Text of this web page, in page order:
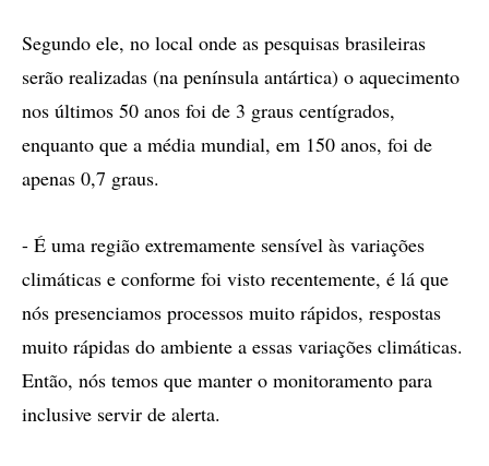
Segundo ele, no local onde as pesquisas brasileiras
serão realizadas (na península antártica) o aquecimento
nos últimos 50 anos foi de 3 graus centígrados,
enquanto que a média mundial, em 150 anos, foi de
apenas 0,7 graus.
- É uma região extremamente sensível às variações
climáticas e conforme foi visto recentemente, é lá que
nós presenciamos processos muito rápidos, respostas
muito rápidas do ambiente a essas variações climáticas.
Então, nós temos que manter o monitoramento para
inclusive servir de alerta.